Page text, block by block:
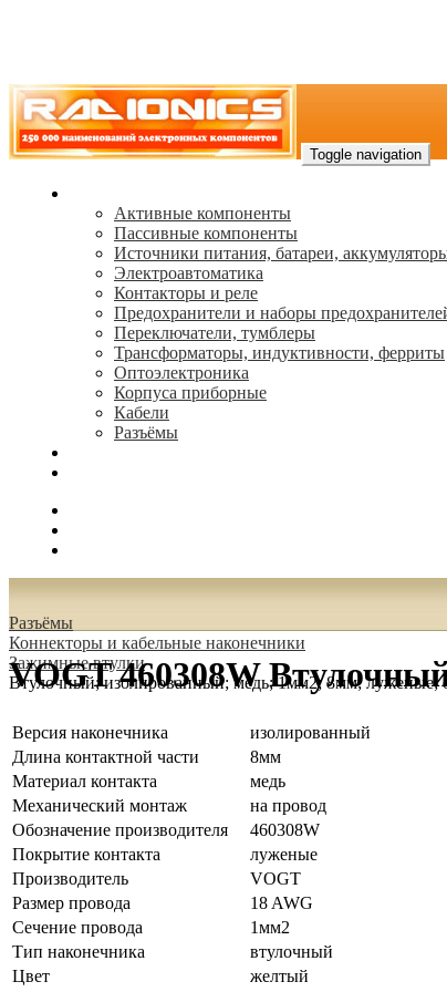
Toggle navigation
Активные компоненты
Пассивные компоненты
Источники питания, батареи,
Электроавтоматика
Контакторы и реле
Предохранители и наборы
Переключатели, тумблеры
Трансформаторы, индуктивности, ферриты
Oптоэлектроника
Корпуса приборные
Кабели
Разъёмы
Разъёмы
Коннекторы и кабельные наконечники
Зажимные втулки
Втулочный; изолированный; медь; 1мм2; 8мм; луженые;
VOGT 460308W
Версия наконечника
изолированный
Длина контактной части
8мм
Материал контакта
медь
Механический монтаж
на провод
Обозначение производителя
460308W
Покрытие контакта
луженые
Производитель
VOGT
Размер провода
18 AWG
Сечение провода
1мм2
Тип наконечника
втулочный
Цвет
желтый